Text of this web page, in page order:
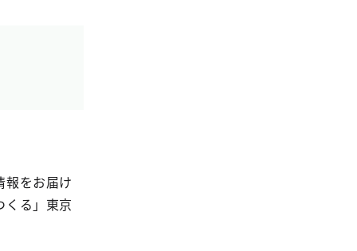
報をお届け
くる」東京